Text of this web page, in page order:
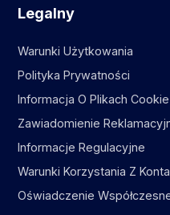
Legalny
Warunki Użytkowania
Polityka Prywatności
Informacja O Plikach Cookie
Zawiadomienie
Informacje Regulacyjne
Warunki Korzystania Z
Oświadczenie